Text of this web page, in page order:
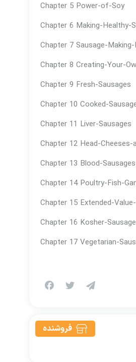
Chapter 5 Power-of-Soy
Chapter 6 Making-Healthy-
Chapter 7 Sausage-
Chapter 8 Creating-Your-
Chapter 9 Fresh-Sausages
Chapter 10 Cooked-
Chapter 11 Liver-Sausages
Chapter 12 Head-
Chapter 13 Blood-Sausages
Chapter 14 Poultry-Fish-
Chapter 15 Extended-
Chapter 16 Kosher-
Chapter 17 Vegetarian-
فروشنده